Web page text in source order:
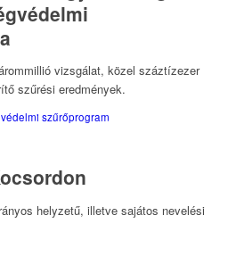
vizsgálat, közel száztízezer
szűrési eredmények.
szűrőprogram
helyzetű, illetve sajátos nevelési